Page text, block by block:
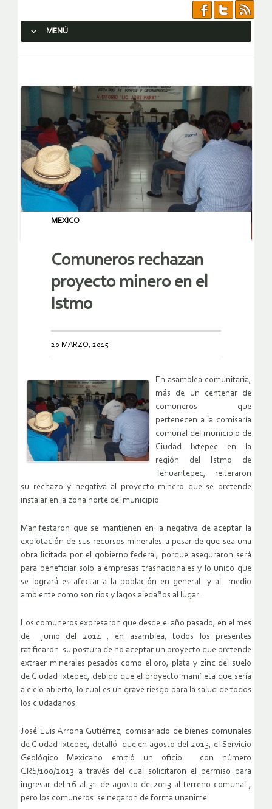
MENÚ
MEXICO
Comuneros rechazan
proyecto minero en el
Istmo
20 MARZO, 2015
En asamblea comunitaria,
más de un centenar de
comuneros que
pertenecen a la comisaría
comunal del municipio de
Ciudad Ixtepec en la
región del Istmo de
Tehuantepec, reiteraron
su rechazo y negativa al proyecto minero que se pretende
instalar en la zona norte del municipio.
Manifestaron que se mantienen en la negativa de aceptar la
explotación de sus recursos minerales a pesar de que sea una
obra licitada por el gobierno federal, porque aseguraron será
para beneficiar solo a empresas trasnacionales y lo unico que
se logrará es afectar a la población en general y al medio
ambiente como son rios y lagos aledaños al lugar.
Los comuneros expresaron que desde el año pasado, en el mes
de junio del 2014 , en asamblea, todos los presentes
ratificaron su postura de no aceptar un proyecto que pretende
extraer minerales pesados como el oro, plata y zinc del suelo
de Ciudad Ixtepec, debido que el proyecto manifieta que sería
a cielo abierto, lo cual es un grave riesgo para la salud de todos
los ciudadanos.
José Luis Arrona Gutiérrez, comisariado de bienes comunales
de Ciudad Ixtepec, detalló que en agosto del 2013, el Servicio
Geológico Mexicano emitió un oficio con número
GRS/100/2013 a través del cual solicitaron el permiso para
ingresar del 16 al 31 de agosto de 2013 al terreno comunal ,
pero los comuneros se negaron de forma unanime.